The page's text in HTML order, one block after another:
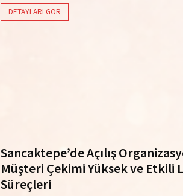
DETAYLARI GÖR
Sancaktepe’de Açılış
Müşteri Çekimi Yüksek ve Etkili
Süreçleri